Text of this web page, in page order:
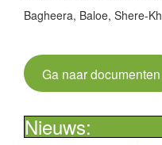
Bagheera, Baloe, Shere-
Ga naar documenten
Nieuws: